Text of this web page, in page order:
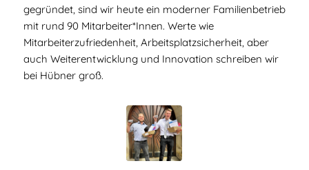
gegründet, sind wir heute ein moderner Familienbetrieb
mit rund 90 Mitarbeiter*Innen. Werte wie
Mitarbeiterzufriedenheit, Arbeitsplatzsicherheit, aber
auch Weiterentwicklung und Innovation schreiben wir
bei Hübner groß.